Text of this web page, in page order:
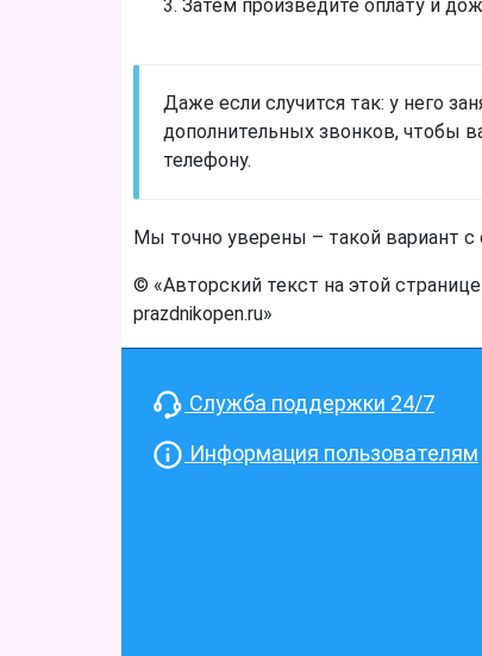
Затем произведите оплату и
Даже если случится так: у него
дополнительных звонков, чтобы
телефону.
Мы точно уверены – такой вариант с
© «Авторский текст на этой
prazdnikopen.ru»
Служба поддержки 24/7
Информация пользователям